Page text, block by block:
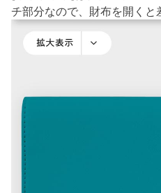
チ部分なので、財布を開くと